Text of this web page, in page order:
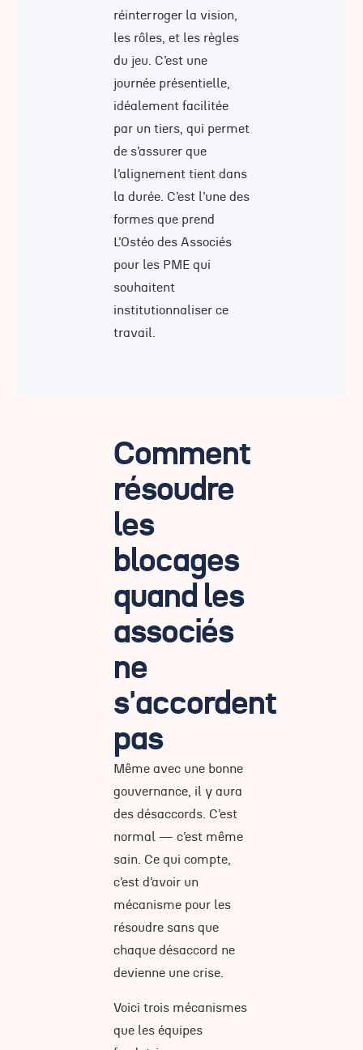
réinterroger la vision,
les rôles, et les règles
du jeu. C’est une
journée présentielle,
idéalement facilitée
par un tiers, qui permet
de s’assurer que
l’alignement tient dans
la durée. C’est l’une des
formes que prend
L’Ostéo des Associés
pour les PME qui
souhaitent
institutionnaliser ce
travail.
Comment
résoudre
les
blocages
quand les
associés
ne
s'accordent
pas
Même avec une bonne
gouvernance, il y aura
des désaccords. C’est
normal — c’est même
sain. Ce qui compte,
c’est d’avoir un
mécanisme pour les
résoudre sans que
chaque désaccord ne
devienne une crise.
Voici trois mécanismes
que les équipes